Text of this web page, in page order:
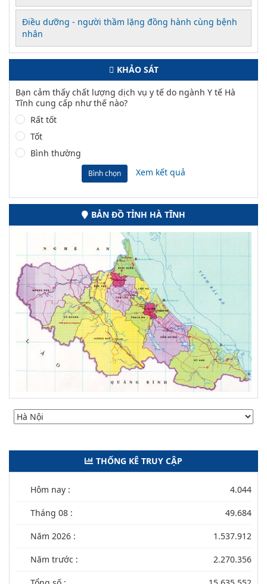
Điều dưỡng - người thầm lặng đồng hành cùng bệnh
nhân
KHẢO SÁT
Bạn cảm thấy chất lượng dịch vụ y tế do ngành Y tế Hà
Tĩnh cung cấp như thế nào?
Rất tốt
Tốt
Bình thường
Bình chọn Xem kết quả
BẢN ĐỒ TỈNH HÀ TĨNH
THỐNG KÊ TRUY CẬP
Hôm nay : 4.044
Tháng 08 : 49.684
Năm 2026 : 1.537.912
Năm trước : 2.270.356